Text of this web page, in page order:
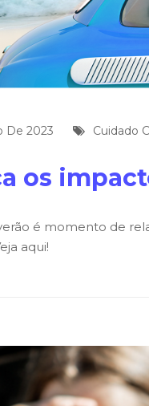
De 2023 Cuidado
os
é momento de
aqui!